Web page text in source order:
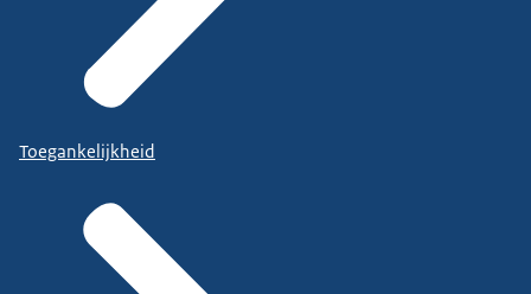
Toegankelijkheid